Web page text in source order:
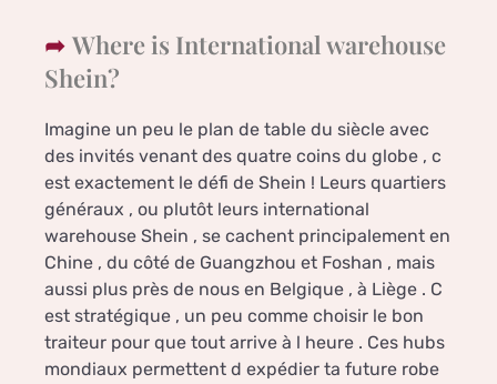
Where is International warehouse
Shein?
Imagine un peu le plan de table du siècle avec
des invités venant des quatre coins du globe , c
est exactement le défi de Shein ! Leurs quartiers
généraux , ou plutôt leurs international
warehouse Shein , se cachent principalement en
Chine , du côté de Guangzhou et Foshan , mais
aussi plus près de nous en Belgique , à Liège . C
est stratégique , un peu comme choisir le bon
traiteur pour que tout arrive à l heure . Ces hubs
mondiaux permettent d expédier ta future robe